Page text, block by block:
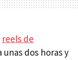
reels de
dos horas y